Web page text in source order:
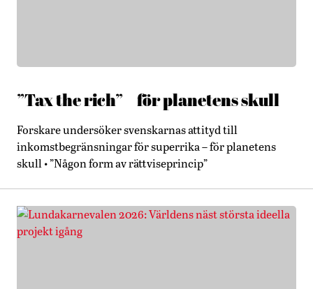
”Tax the rich” – för planetens skull
Forskare undersöker svenskarnas attityd till
inkomstbegränsningar för superrika – för planetens
skull • ”Någon form av rättviseprincip”